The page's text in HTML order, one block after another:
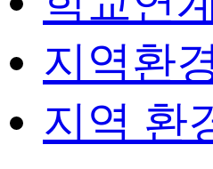
지역환
지역 환